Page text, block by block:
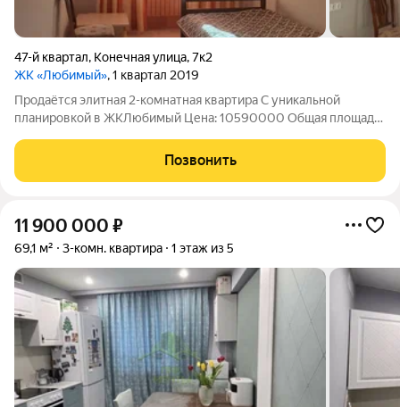
47-й квартал, Конечная улица,7к2
ЖК «Любимый», 1 квартал 2019
Продаётся элитная 2-комнатная квартира С уникальной
планировкой в ЖКЛюбимый Цена: 10590000 Общая площадь:
легко представить как трёхкомнатную благодаря
зонированию. Эксклюзивный ремонт под
Позвонить
11 900 000 ₽
69,1 м² 3-комн. квартира 1 этаж из 5